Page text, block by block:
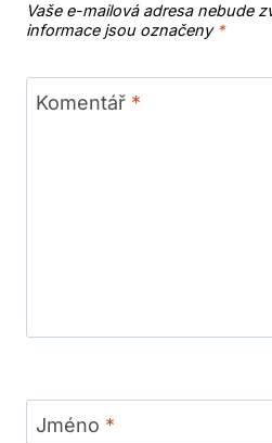
Vaše e-mailová adresa nebude
informace jsou označeny *
Komentář *
Jméno *